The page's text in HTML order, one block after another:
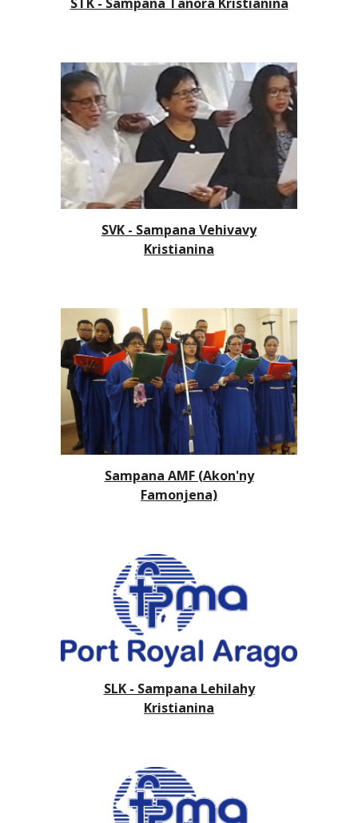
SVK - Sampana Vehivavy
Kristianina
Sampana AMF (Akon'ny
Famonjena)
SLK - Sampana Lehilahy
Kristianina